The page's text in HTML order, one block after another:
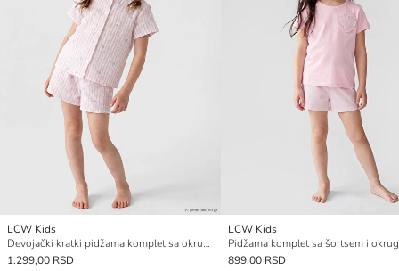
LCW Kids
Devojački kratki pidžama komplet sa okruglim izrezom
1.299,00 RSD
LCW Kids
899,00 RSD